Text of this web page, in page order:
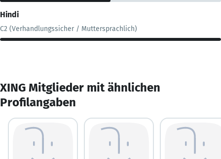
Hindi
C2 (Verhandlungssicher / Muttersprachlich)
XING Mitglieder mit ähnlichen
Profilangaben